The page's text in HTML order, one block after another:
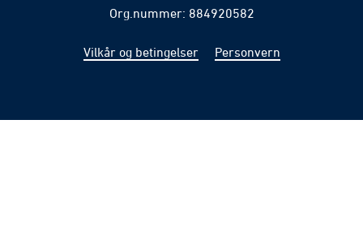
Org.nummer: 884920582
Vilkår og betingelser Personvern